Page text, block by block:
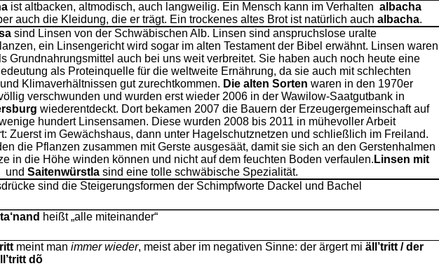
ist altbacken, altmodisch, auch langweilig. Ein Mensch kann im Verhaltenalbacha
auch die Kleidung, die er trägt. Ein trockenes altes Brot ist natürlich auchalbacha.
sind Linsen von der Schwäbischen Alb. Linsen sind anspruchslose uralte
ein Linsengericht wird sogar im alten Testament der Bibel erwähnt. Linsen waren
Grundnahrungsmittel auch bei uns weit verbreitet. Sie haben auch noch heute eine
als Proteinquelle für die weltweite Ernährung, da sie auch mit schlechten
Klimaverhältnissen gut zurechtkommen. Die alten Sortenwaren in den 1970er
verschwunden und wurden erst wieder 2006 in der Wawilow-Saatgutbank in
wiederentdeckt. Dort bekamen 2007 die Bauern der Erzeugergemeinschaft auf
hundert Linsensamen. Diese wurden 2008 bis 2011 in mühevoller Arbeit
Zuerst im Gewächshaus, dann unter Hagelschutznetzen und schließlich im Freiland.
die Pflanzen zusammen mit Gerste ausgesäät, damit sie sich an den Gerstenhalmen
in die Höhe winden können und nicht auf dem feuchten Boden verfaulen. Linsen mit
undSaitenwürstla sind eine tolle schwäbische Spezialität.
sind die Steigerungsformen der Schimpfworte Dackel und Bachel
heißt „alle miteinander“
meint manimmer wieder, meist aber im negativen Sinne: der ärgert miäll’tritt / der
dõ